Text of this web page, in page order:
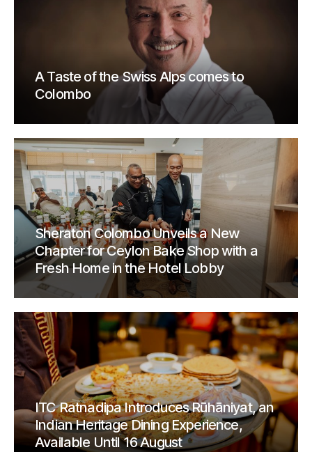
A Taste of the Swiss Alps comes to
Colombo
Sheraton Colombo Unveils a New
Chapter for Ceylon Bake Shop with a
Fresh Home in the Hotel Lobby
ITC Ratnadipa Introduces Rūhāniyat, an
Indian Heritage Dining Experience,
Available Until 16 August